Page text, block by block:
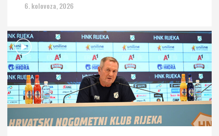
6. kolovoza, 2026